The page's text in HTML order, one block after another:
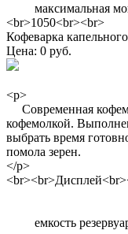
максимальная
<br>1050<br><br>
Кофеварка
Цена: 0 руб.
<p>
Современная
кофемолкой.
выбрать время
помола зерен.
</p>
емкость